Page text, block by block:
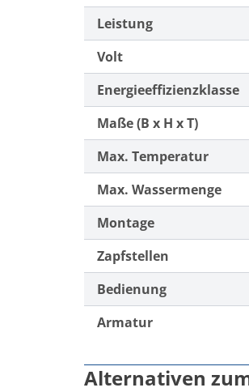
Leistung
Volt
Energieeffizienzklasse
Maße (B x H x T)
Max. Temperatur
Max. Wassermenge
Montage
Zapfstellen
Bedienung
Armatur
Alternativen zum